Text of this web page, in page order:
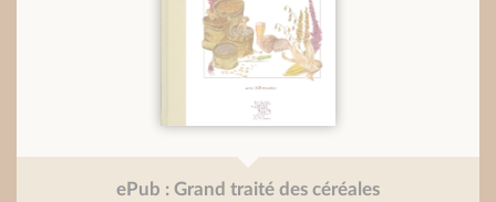
ePub : Grand traité des céréales